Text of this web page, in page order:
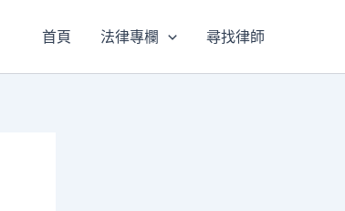
首頁 法律專欄 尋找律師